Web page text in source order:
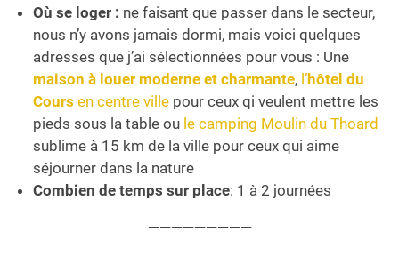
Où se loger : ne faisant que passer dans le secteur,
nous n’y avons jamais dormi, mais voici quelques
adresses que j’ai sélectionnées pour vous : Une
maison à louer moderne et charmante, l’hôtel du
Cours en centre ville pour ceux qi veulent mettre les
pieds sous la table ou le camping Moulin du Thoard
sublime à 15 km de la ville pour ceux qui aime
séjourner dans la nature
Combien de temps sur place: 1 à 2 journées
—————————